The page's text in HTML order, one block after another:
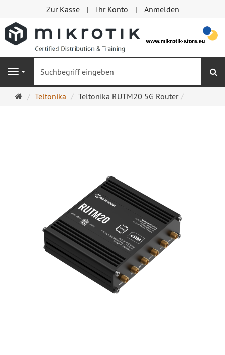
Zur Kasse Ihr Konto Anmelden
Navigation
Startseite
Teltonika Teltonika RUTM20 5G Router